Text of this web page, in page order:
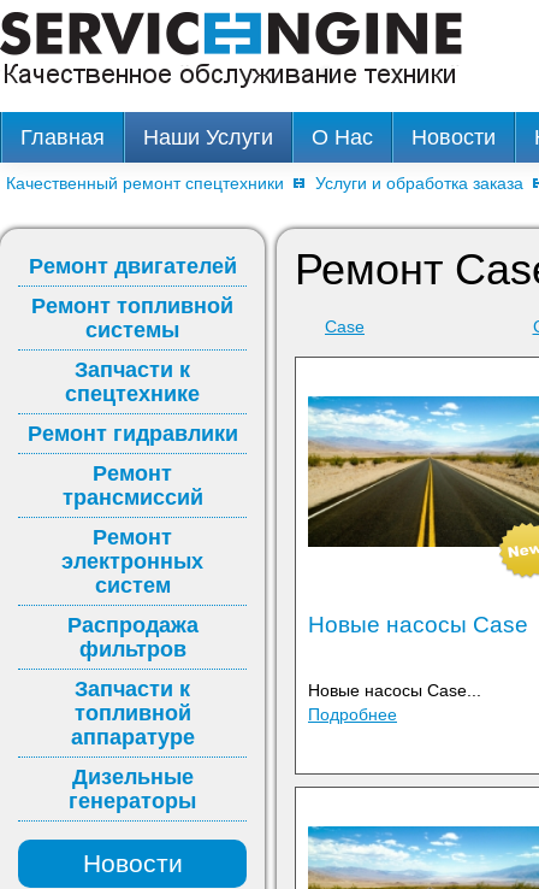
Ремонт
Case
Новые насосы Case
Новые насосы Case...
Подробнее
Ремонт двигателей
Ремонт топливной
системы
Запчасти к
спецтехнике
Ремонт гидравлики
Ремонт
трансмиссий
Ремонт
электронных
систем
Распродажа
фильтров
Запчасти к
топливной
аппаратуре
Дизельные
генераторы
Новости
Главная Наши Услуги О Нас Новости
Качественный ремонт спецтехники Услуги и обработка заказа